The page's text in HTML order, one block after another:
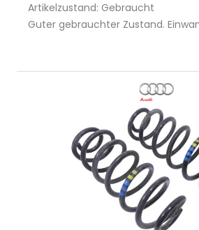
Artikelzustand: Gebraucht
Guter gebrauchter Zustand.